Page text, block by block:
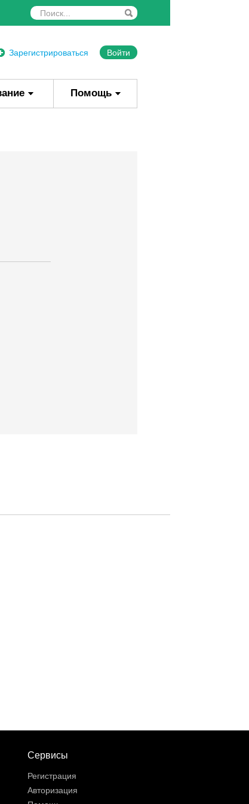
Зарегистрироваться Войти
Помощь
Сервисы
Регистрация
Авторизация